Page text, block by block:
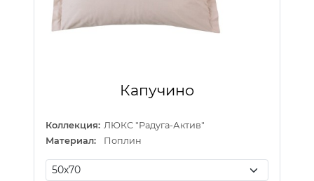
Капучино
Коллекция: ЛЮКС "Радуга-Актив"
Материал:
Поплин